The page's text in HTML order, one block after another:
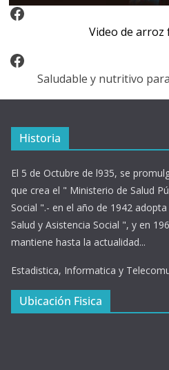
Video Arroz Fortificado
Video de arroz
Facebook
Saludable y nutritivo
Historia
El 5 de Octubre de l935, se
que crea el " Ministerio de Salud
Social ".- en el año de 1942
Salud y Asistencia Social ", y en
mantiene hasta la actualidad...
Estadistica, Informatica y
Ubicación Fisica